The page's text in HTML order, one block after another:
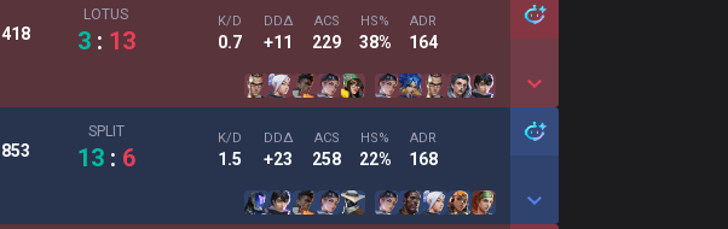
418
LOTUS
3 : 13
K/D
0.7
DDΔ
+11
ACS
229
HS%
38%
ADR
164
853
SPLIT
13 : 6
K/D
1.5
DDΔ
+23
ACS
258
HS%
22%
ADR
168